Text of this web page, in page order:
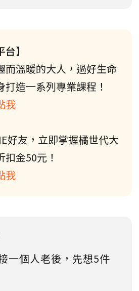
】
而溫暖的大人，過好生命
打造一系列專業課程！
我
好友，立即掌握橘世代大
金50元！
我
一個人老後，先想5件